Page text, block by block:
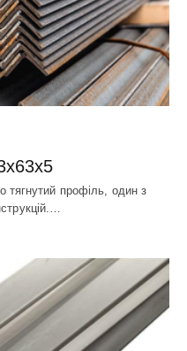
тягнутий профіль, один з